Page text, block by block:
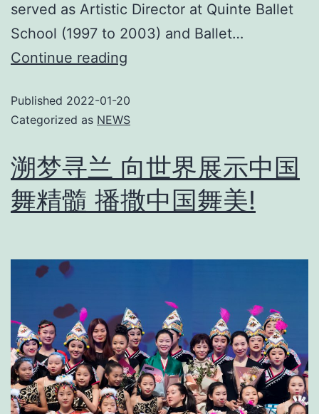
served as Artistic Director at Quinte Ballet
School (1997 to 2003) and Ballet…
Continue reading
Published 2022-01-20
Categorized as NEWS
溯梦寻兰 向世界展示中国
舞精髓 播撒中国舞美!